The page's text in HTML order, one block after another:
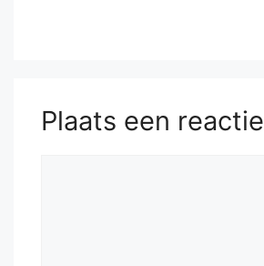
Plaats een reactie